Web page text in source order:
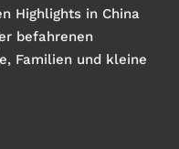
Highlights in China
befahrenen
Familien und kleine